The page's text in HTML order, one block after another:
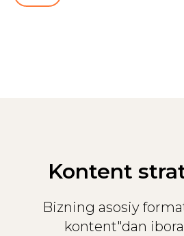
Kontent
Bizning asosiy
kontent"dan